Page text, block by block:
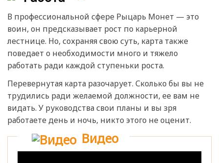
В профессиональной сфере Рыцарь Монет — это
воин, он предсказывает рост по карьерной
лестнице. Но, сохраняя свою суть, карта также
поведает о необходимости много и тяжело
работать ради каждой ступеньки роста.
Перевернутая карта разочарует. Сколько бы вы не
трудились ради желаемой должности, ее вам не
видать. У руководства свои планы и вы зря
работаете день и ночь, никто этого не оценит.
Видео